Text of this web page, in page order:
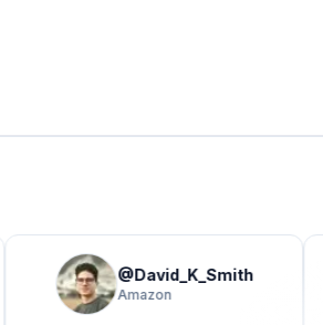
@David_K_Smith
Amazon